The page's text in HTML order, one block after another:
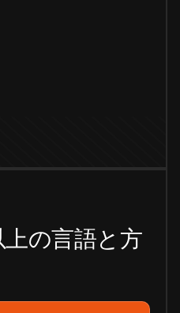
の言語と方